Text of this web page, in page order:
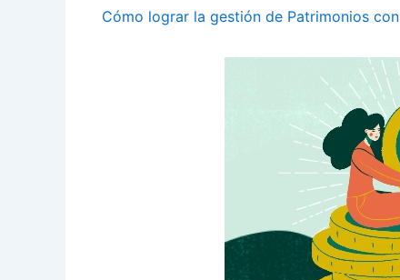
Cómo lograr la gestión de Patrimonios